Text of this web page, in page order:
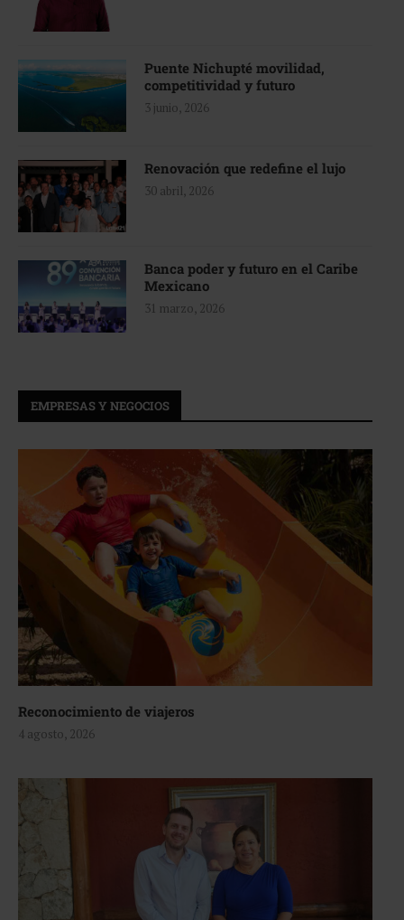
Puente Nichupté movilidad,
competitividad y futuro
3 junio, 2026
Renovación que redefine el lujo
30 abril, 2026
Banca poder y futuro en el Caribe
Mexicano
31 marzo, 2026
EMPRESAS Y NEGOCIOS
Reconocimiento de viajeros
4 agosto, 2026